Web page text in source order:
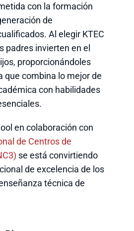
con la formación
de
Al elegir KTEC
padres invierten en el
proporcionándoles
que combina lo mejor de
con habilidades
en colaboración con
de Centros de
se está convirtiendo
de excelencia de los
técnica de